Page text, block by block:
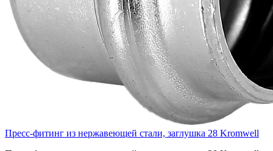
Пресс-фитинг из нержавеющей стали, заглушка 28 Kromwell